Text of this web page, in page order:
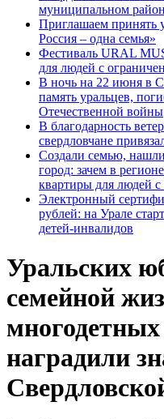
муниципальном
Приглашаем принять
Россия – одна семья»
Фестиваль URAL
для людей с
В ночь на 22 июня в
память уральцев,
Отечественной войны
В благодарность
свердловчане
Создали семью, нашли
город: зачем в
квартиры для людей
Электронный
рублей: на Урале
детей-инвалидов
Уральских
семейной
наградили